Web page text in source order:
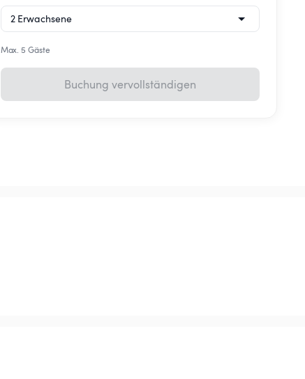
Max. 5 Gäste
Buchung vervollständigen